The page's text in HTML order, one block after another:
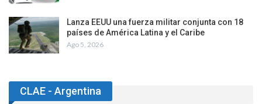
Lanza EEUU una fuerza militar conjunta con 18
países de América Latina y el Caribe
Ago 5, 2026
CLAE - Argentina